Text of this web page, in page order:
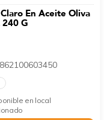
En Aceite Oliva
REAL 240 G
en local